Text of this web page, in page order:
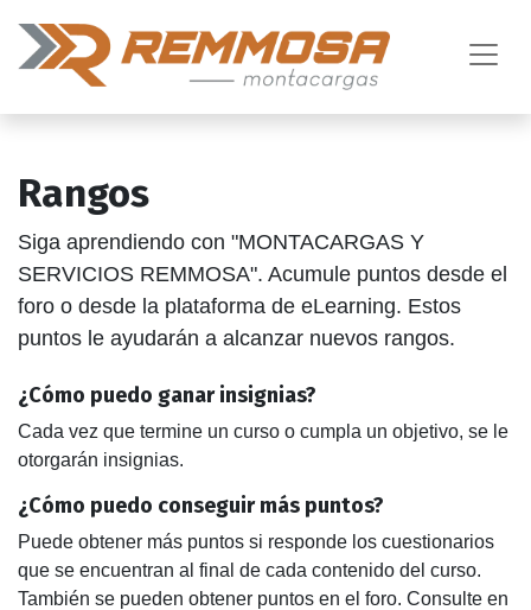
Rangos
Siga aprendiendo con "MONTACARGAS Y
SERVICIOS REMMOSA". Acumule puntos desde el
foro o desde la plataforma de eLearning. Estos
puntos le ayudarán a alcanzar nuevos rangos.
¿Cómo puedo ganar insignias?
Cada vez que termine un curso o cumpla un objetivo, se le
otorgarán insignias.
¿Cómo puedo conseguir más puntos?
Puede obtener más puntos si responde los cuestionarios
que se encuentran al final de cada contenido del curso.
También se pueden obtener puntos en el foro. Consulte en